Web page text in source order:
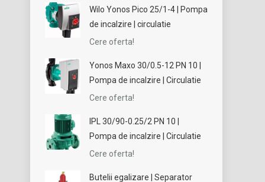
Wilo Yonos Pico 25/1-4 | Pompa
de incalzire | circulatie
Cere oferta!
Yonos Maxo 30/0.5-12 PN 10 |
Pompa de incalzire | Circulatie
Cere oferta!
IPL 30/90-0.25/2 PN 10 |
Pompa de incalzire | Circulatie
Cere oferta!
Butelii egalizare | Separator